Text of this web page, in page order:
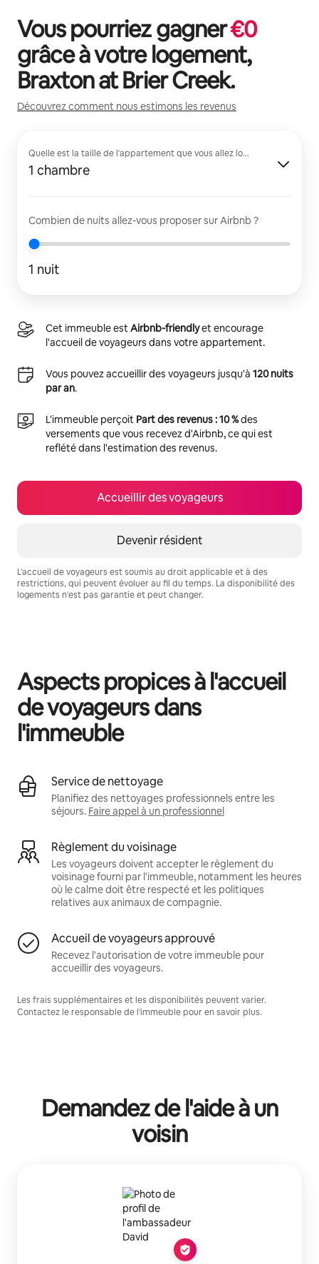
Vous pourriez gagner€0
grâce à votre logement,
Braxton at Brier Creek.
Découvrez comment nous estimons les revenus
Quelle est la taille de l'appartement que vous allez louer ?
1 chambre
Combien de nuits allez-vous proposer sur Airbnb ?
1 nuit
Cet immeuble estAirbnb-friendlyet encourage
l'accueil de voyageurs dans votre appartement.
Vous pouvez accueillir des voyageurs jusqu'à 120 nuits
par an.
L'immeuble perçoit Part des revenus : 10 %des
versements que vous recevez d'Airbnb, ce qui est
reflété dans l'estimation des revenus.
Accueillir des voyageurs
Devenir résident
L'accueil de voyageurs est soumis au droit applicable et à des
restrictions, qui peuvent évoluer au fil du temps. La disponibilité des
logements n'est pas garantie et peut changer.
Aspects propices à l'accueil
de voyageurs dans
l'immeuble
Service de nettoyage
Planifiez des nettoyages professionnels entre les
séjours. Faire appel à un professionnel
Règlement du voisinage
Les voyageurs doivent accepter le règlement du
voisinage fourni par l'immeuble, notamment les heures
où le calme doit être respecté et les politiques
relatives aux animaux de compagnie.
Accueil de voyageurs approuvé
Recevez l'autorisation de votre immeuble pour
accueillir des voyageurs.
Les frais supplémentaires et les disponibilités peuvent varier.
Contactez le responsable de l'immeuble pour en savoir plus.
Demandez de l'aide à un
voisin